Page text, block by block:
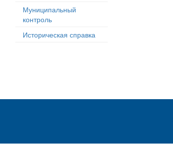
Муниципальный
контроль
Историческая справка